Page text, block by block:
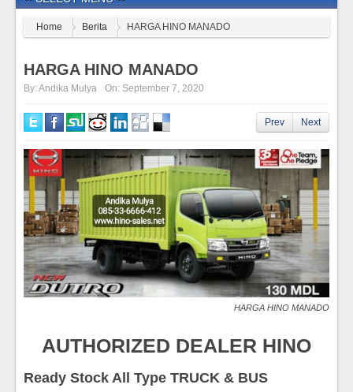
Home Berita HARGA HINO MANADO
HARGA HINO MANADO
By:Andika Mulya On: September 7, 2020
Prev Next
HARGA HINO MANADO
AUTHORIZED DEALER HINO
Ready Stock All Type TRUCK & BUS